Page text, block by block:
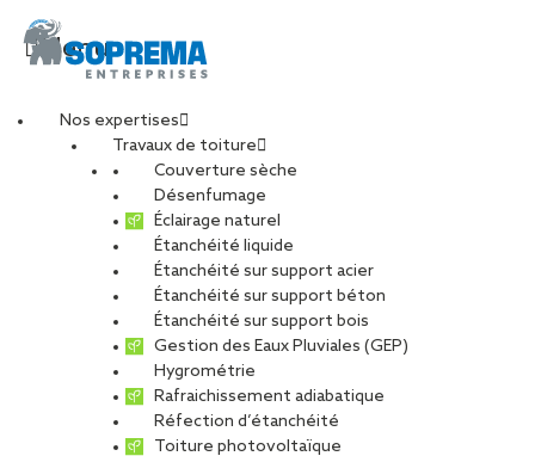
Menu
Nos expertises
Travaux de toiture
Couverture sèche
Désenfumage
Éclairage naturel
Étanchéité liquide
Étanchéité sur support acier
Étanchéité sur support béton
Étanchéité sur support bois
Gestion des Eaux Pluviales (GEP)
Hygrométrie
Rafraichissement adiabatique
Réfection d’étanchéité
Toiture photovoltaïque